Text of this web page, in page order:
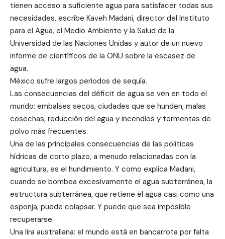
tienen acceso a suficiente agua para satisfacer todas sus
necesidades, escribe Kaveh Madani, director del Instituto
para el Agua, el Medio Ambiente y la Salud de la
Universidad de las Naciones Unidas y autor de un nuevo
informe de científicos de la ONU sobre la escasez de
agua.
México sufre largos períodos de sequía.
Las consecuencias del déficit de agua se ven en todo el
mundo: embalses secos, ciudades que se hunden, malas
cosechas, reducción del agua y incendios y tormentas de
polvo más frecuentes.
Una de las principales consecuencias de las políticas
hídricas de corto plazo, a menudo relacionadas con la
agricultura, es el hundimiento. Y como explica Madani,
cuando se bombea excesivamente el agua subterránea, la
estructura subterránea, que retiene el agua casi como una
esponja, puede colapsar. Y puede que sea imposible
recuperarse.
Una lira australiana: el mundo está en bancarrota por falta